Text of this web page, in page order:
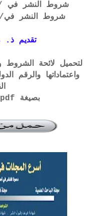
شروط النشر في
شروط النشر في
تقديم ذ.
لتحميل لائحة الشروط
بصيغة pdf الرابط أسفله: